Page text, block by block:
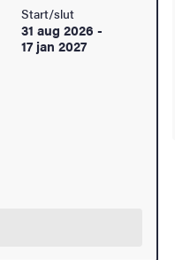
Start/slut
31 aug 2026 -
17 jan 2027